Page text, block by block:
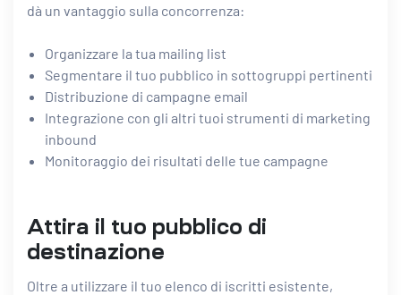
dà un vantaggio sulla concorrenza:
Organizzare la tua mailing list
Segmentare il tuo pubblico in sottogruppi pertinenti
Distribuzione di campagne email
Integrazione con gli altri tuoi strumenti di marketing
inbound
Monitoraggio dei risultati delle tue campagne
Attira il tuo pubblico di
destinazione
Oltre a utilizzare il tuo elenco di iscritti esistente,